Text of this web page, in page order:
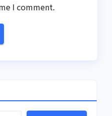
I comment.